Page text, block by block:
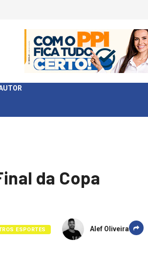
define a 2° fase, times e formato
da Copa
ESPORTES Alef Oliveira